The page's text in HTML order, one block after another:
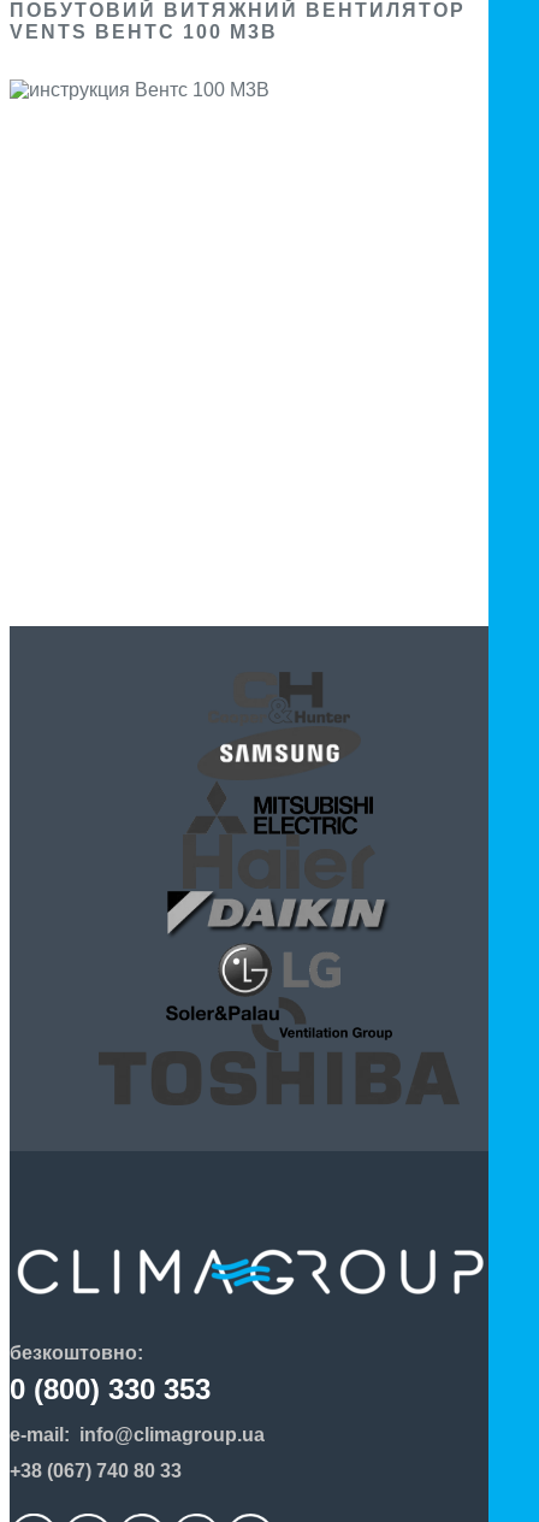
ПОБУТОВИЙ ВИТЯЖНИЙ ВЕНТИЛЯТОР
VENTS ВЕНТС 100 М3В
безкоштовно:
0 (800) 330 353
e-mail: info@climagroup.ua
+38 (067) 740 80 33